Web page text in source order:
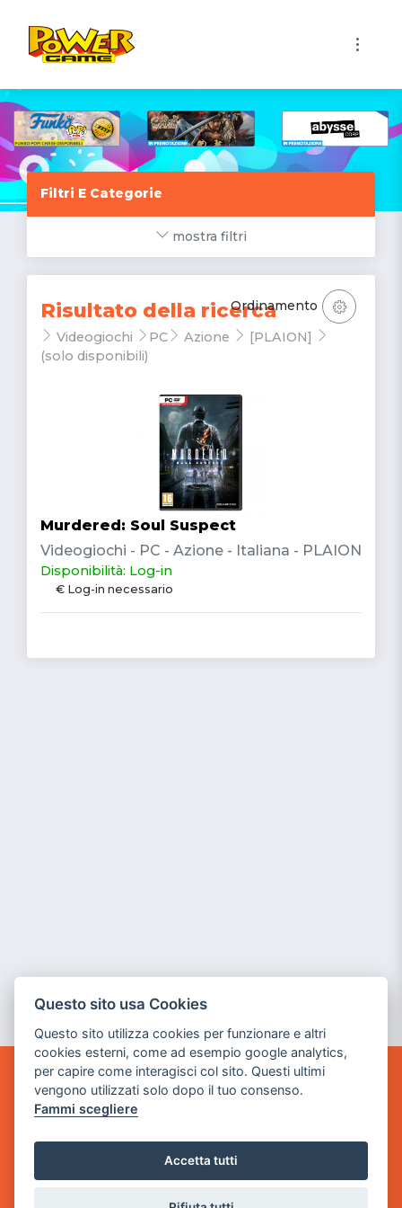
Filtri E Categorie
mostra filtri
Risultato della ricerca
Videogiochi PC Azione
[PLAION]
(solo disponibili)
Ordinamento
Murdered: Soul Suspect
Videogiochi - PC - Azione - Italiana - PLAION
Disponibilità: Log-in
€ Log-in necessario
POWER GAME SRL
- 25014 Castenedolo, Brescia
Questo sito usa Cookies
Questo sito utilizza cookies per funzionare e altri
cookies esterni, come ad esempio google analytics,
per capire come interagisci col sito. Questi ultimi
vengono utilizzati solo dopo il tuo consenso.
Fammi scegliere
Accetta tutti